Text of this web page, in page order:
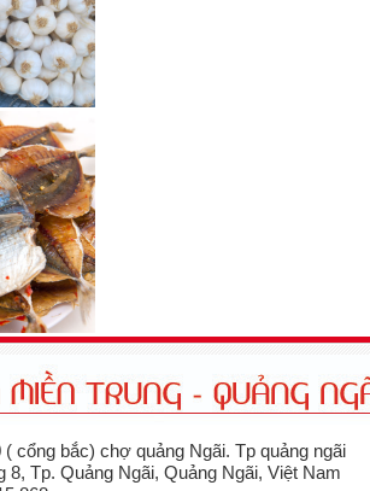
( cổng bắc) chợ quảng Ngãi. Tp quảng ngãi
8, Tp. Quảng Ngãi, Quảng Ngãi, Việt Nam